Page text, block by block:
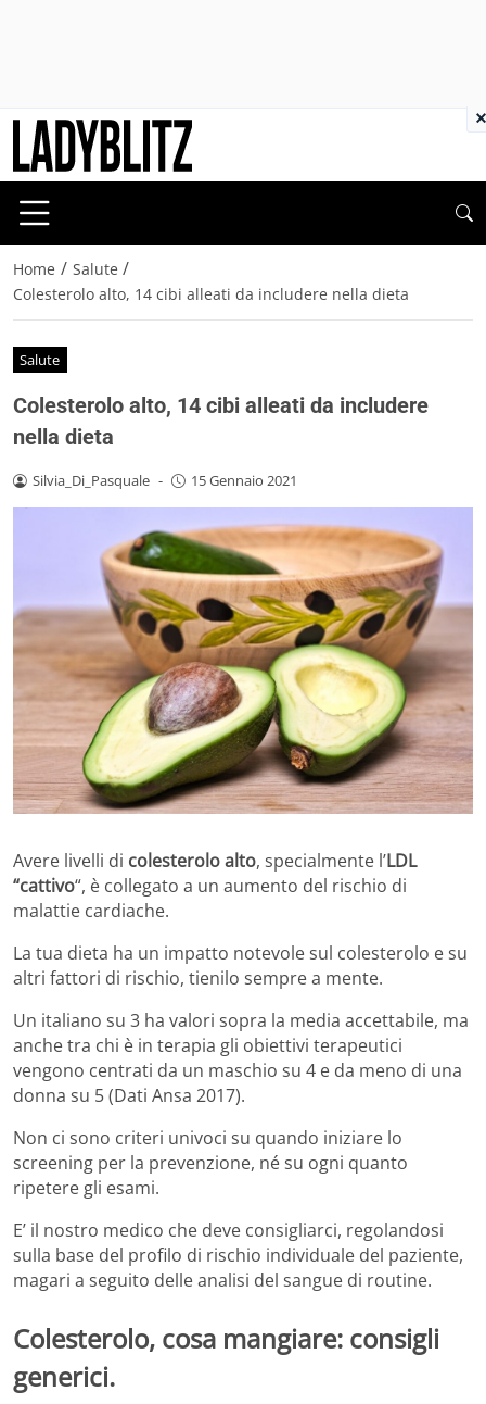
Home / Salute /
Colesterolo alto, 14 cibi alleati da includere nella dieta
Salute
Colesterolo alto, 14 cibi alleati da includere
nella dieta
Silvia_Di_Pasquale - 15 Gennaio 2021
Avere livelli di colesterolo alto, specialmente l’LDL
“cattivo“, è collegato a un aumento del rischio di
malattie cardiache.
La tua dieta ha un impatto notevole sul colesterolo e su
altri fattori di rischio, tienilo sempre a mente.
Un italiano su 3 ha valori sopra la media accettabile, ma
anche tra chi è in terapia gli obiettivi terapeutici
vengono centrati da un maschio su 4 e da meno di una
donna su 5 (Dati Ansa 2017).
Non ci sono criteri univoci su quando iniziare lo
screening per la prevenzione, né su ogni quanto
ripetere gli esami.
E’ il nostro medico che deve consigliarci, regolandosi
sulla base del profilo di rischio individuale del paziente,
magari a seguito delle analisi del sangue di routine.
Colesterolo, cosa mangiare: consigli
generici.
×